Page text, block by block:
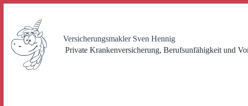
springen
Versicherungsmakler Sven Hennig
Private Krankenversicherung, Berufsunfähigkeit und